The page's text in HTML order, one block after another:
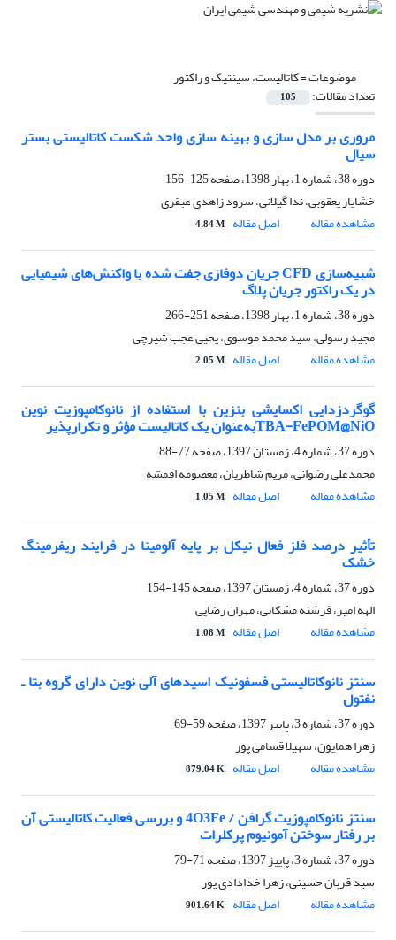
موضوعات =کاتالیست، سینتیک و راکتور
تعداد مقالات: 105
مروری بر مدل سازی و بهینه سازی واحد شکست کاتالیستی بستر
سیال
دوره 38، شماره 1، بهار 1398، صفحه
125-156
خشایار یعقوبی، ندا گیلانی، سرود زاهدی عبقری
مشاهده مقاله
اصل مقاله 4.84 M
شبیه‌سازی CFD جریان دوفازی جفت شده با واکنش‌های شیمیایی
در یک راکتور جریان پلاگ
دوره 38، شماره 1، بهار 1398، صفحه
251-266
مجید رسولی، سید محمد موسوی، یحیی عجب شیرچی
مشاهده مقاله
اصل مقاله 2.05 M
گوگردزدایی اکسایشی بنزین با استفاده از نانوکامپوزیت نوین
TBA-FePOM@NiOبه‌عنوان یک کاتالیست مؤثر و تکرارپذیر
دوره 37، شماره 4، زمستان 1397، صفحه
77-88
محمدعلی رضوانی، مریم شاطریان، معصومه اقمشه
مشاهده مقاله
اصل مقاله 1.05 M
تأثیر درصد فلز فعال نیکل بر پایه آلومینا در فرایند ریفرمینگ
خشک
دوره 37، شماره 4، زمستان 1397، صفحه
145-154
الهه امیر، فرشته مشکانی، مهران رضایی
مشاهده مقاله
اصل مقاله 1.08 M
سنتز نانوکاتالیستی فسفونیک اسیدهای آلی نوین دارای گروه بتا ـ
نفتول
دوره 37، شماره 3، پاییز 1397، صفحه
59-69
زهرا همایون، سهیلا قسامی پور
مشاهده مقاله
اصل مقاله 879.04 K
سنتز نانوکامپوزیت گرافن / 4O3Fe و بررسی فعالیت کاتالیستی آن
بر رفتار سوختن آمونیوم پرکلرات
دوره 37، شماره 3، پاییز 1397، صفحه
71-79
سید قربان حسینی، زهرا خدادادی پور
مشاهده مقاله
اصل مقاله 901.64 K